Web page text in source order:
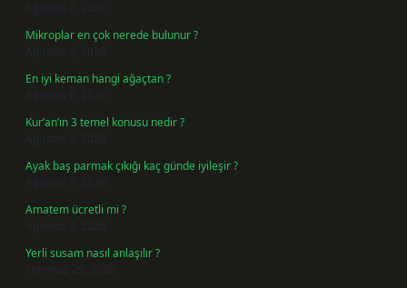
Ağustos 8, 2026
Mikroplar en çok nerede bulunur ?
Ağustos 8, 2026
En iyi keman hangi ağaçtan ?
Ağustos 6, 2026
Kur’an’ın 3 temel konusu nedir ?
Ağustos 6, 2026
Ayak baş parmak çıkığı kaç günde iyileşir ?
Ağustos 5, 2026
Amatem ücretli mi ?
Ağustos 4, 2026
Yerli susam nasıl anlaşılır ?
Temmuz 29, 2026